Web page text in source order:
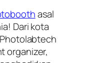
asal
Dari kota
organizer,